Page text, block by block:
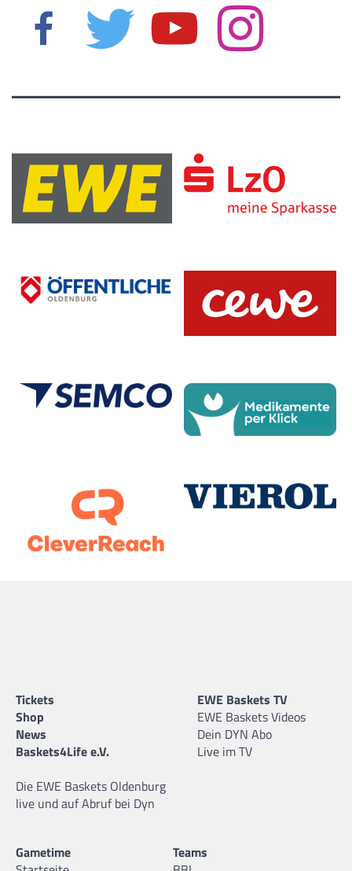
Tickets
Shop
News
Baskets4Life e.V.
Die EWE Baskets Oldenburg
live und auf Abruf bei Dyn
EWE Baskets TV
EWE Baskets Videos
Dein DYN Abo
Live im TV
Gametime
Teams